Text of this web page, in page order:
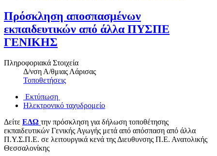
Πρόσκληση αποσπασμένων
εκπαιδευτικών από άλλα ΠΥΣΠΕ
ΓΕΝΙΚΗΣ
Πληροφοριακά Στοιχεία
Δ/νση Α/θμιας Λάρισας
Τοποθετήσεις
Εκτύπωση
Ηλεκτρονικό ταχυδρομείο
Δείτε ΕΔΩ την πρόσκληση για δήλωση τοποθέτησης
εκπαιδευτικών Γενικής Αγωγής μετά από απόσπαση από άλλα
Π.Υ.Σ.Π.Ε. σε λειτουργικά κενά της Διευθυνσης Π.Ε. Ανατολικής
Θεσσαλονίκης